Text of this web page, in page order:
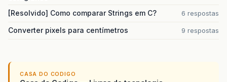
[Resolvido] Como comparar Strings em C? 6 respostas
Converter pixels para centímetros 9 respostas
CASA DO CODIGO